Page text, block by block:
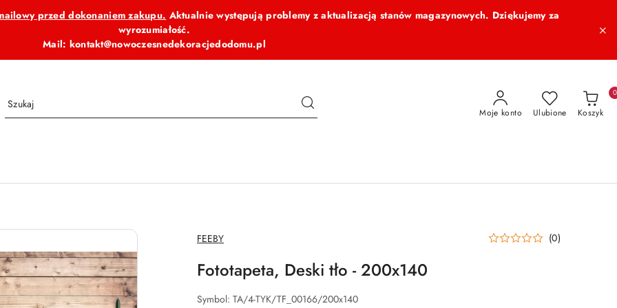
przed dokonaniem zakupu. Aktualnie występują problemy z aktualizacją stanów magazynowych. Dziękujemy za
wyrozumiałość.
Mail: kontakt@nowoczesnedekoracjedodomu.pl
Moje konto Ulubione Koszyk
0
NAZWA
PRODUCENTA:
FEEBY (0)
Fototapeta, Deski tło - 200x140
Symbol: TA/4-TYK/TF_00166/200x140